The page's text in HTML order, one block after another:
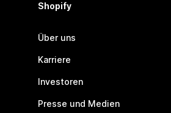
Shopify
Über uns
Karriere
Investoren
Presse und Medien